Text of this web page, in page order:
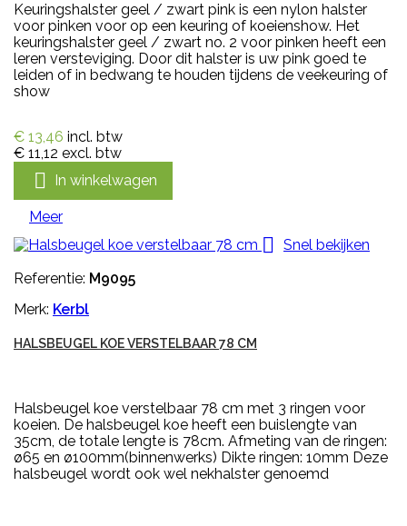
Keuringshalster geel / zwart pink is een nylon halster
voor pinken voor op een keuring of koeienshow. Het
keuringshalster geel / zwart no. 2 voor pinken heeft een
leren versteviging. Door dit halster is uw pink goed te
leiden of in bedwang te houden tijdens de veekeuring of
show
€ 13,46 incl. btw
€ 11,12 excl. btw
 In winkelwagen
Meer

Snel bekijken
Referentie: M9095
Merk: Kerbl
HALSBEUGEL KOE VERSTELBAAR 78 CM
Halsbeugel koe verstelbaar 78 cm met 3 ringen voor
koeien. De halsbeugel koe heeft een buislengte van
35cm, de totale lengte is 78cm. Afmeting van de ringen:
ø65 en ø100mm(binnenwerks) Dikte ringen: 10mm Deze
halsbeugel wordt ook wel nekhalster genoemd